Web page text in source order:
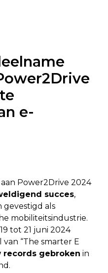
e-
Power2Drive 2024
succes,
gevestigd als
mobiliteitsindustrie.
tot 21 juni 2024
“The smarter E
records gebroken in